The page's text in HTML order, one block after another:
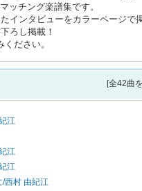
ッチング楽譜集です。
インタビューをカラーページで
ろし掲載！
ださい。
[全42曲
江
江
江
/西村 由紀江